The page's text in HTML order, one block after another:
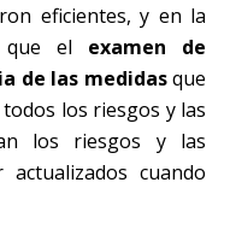
eficientes, y en la
que el examen de
de las medidasque
los riesgos y las
los riesgos y las
cuando